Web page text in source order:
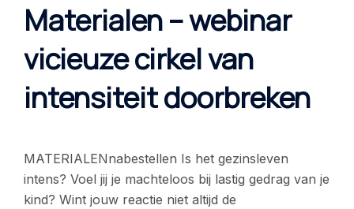
Materialen – webinar
vicieuze cirkel van
intensiteit doorbreken
MATERIALENnabestellen Is het gezinsleven
intens? Voel jij je machteloos bij lastig gedrag van je
kind? Wint jouw reactie niet altijd de